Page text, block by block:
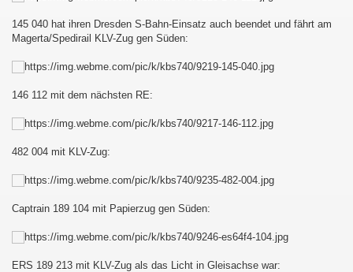
145 040 hat ihren Dresden S-Bahn-Einsatz auch beendet und fährt am
Magerta/Spedirail KLV-Zug gen Süden:
146 112 mit dem nächsten RE:
482 004 mit KLV-Zug:
Captrain 189 104 mit Papierzug gen Süden:
ERS 189 213 mit KLV-Zug als das Licht in Gleisachse war:
Niebüll